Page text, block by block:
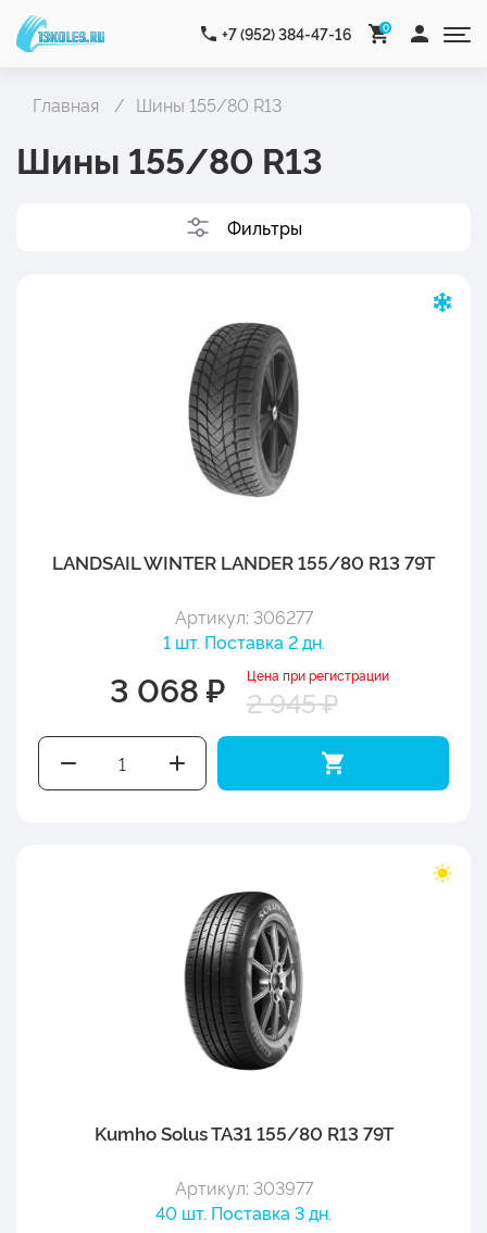
+7 (952) 384-47-16 0
Главная Шины 155/80 R13
Шины 155/80 R13
Фильтры
LANDSAIL WINTER LANDER 155/80 R13 79T
Артикул: 306277
1 шт. Поставка 2 дн.
3 068 ₽ Цена при регистрации
2 945 ₽
Kumho Solus TA31 155/80 R13 79T
Артикул: 303977
40 шт. Поставка 3 дн.